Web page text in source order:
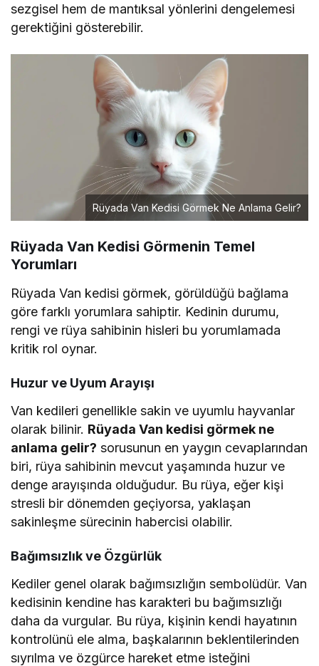
sezgisel hem de mantıksal yönlerini dengelemesi
gerektiğini gösterebilir.
Rüyada Van Kedisi Görmek Ne Anlama Gelir?
Rüyada Van Kedisi Görmenin Temel
Yorumları
Rüyada Van kedisi görmek, görüldüğü bağlama
göre farklı yorumlara sahiptir. Kedinin durumu,
rengi ve rüya sahibinin hisleri bu yorumlamada
kritik rol oynar.
Huzur ve Uyum Arayışı
Van kedileri genellikle sakin ve uyumlu hayvanlar
olarak bilinir. Rüyada Van kedisi görmek ne
anlama gelir? sorusunun en yaygın cevaplarından
biri, rüya sahibinin mevcut yaşamında huzur ve
denge arayışında olduğudur. Bu rüya, eğer kişi
stresli bir dönemden geçiyorsa, yaklaşan
sakinleşme sürecinin habercisi olabilir.
Bağımsızlık ve Özgürlük
Kediler genel olarak bağımsızlığın sembolüdür. Van
kedisinin kendine has karakteri bu bağımsızlığı
daha da vurgular. Bu rüya, kişinin kendi hayatının
kontrolünü ele alma, başkalarının beklentilerinden
sıyrılma ve özgürce hareket etme isteğini